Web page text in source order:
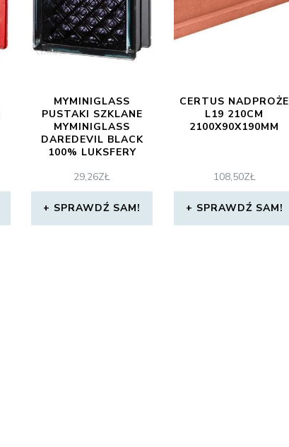
MYMINIGLASS
PUSTAKI SZKLANE
MYMINIGLASS
DAREDEVIL BLACK
100% LUKSFERY
29,26ZŁ
SPRAWDŹ SAM!
CERTUS NADPROŻE
L19 210CM
2100X90X190MM
108,50ZŁ
SPRAWDŹ SAM!